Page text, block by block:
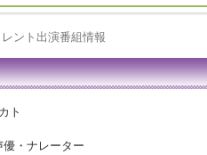
レント出演番組情報
ト
優・ナレーター